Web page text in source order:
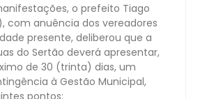
o prefeito Tiago
com anuência dos vereadores
presente, deliberou que a
do Sertão deverá apresentar,
de 30 (trinta) dias, um
à Gestão Municipal,
pontos:⠀